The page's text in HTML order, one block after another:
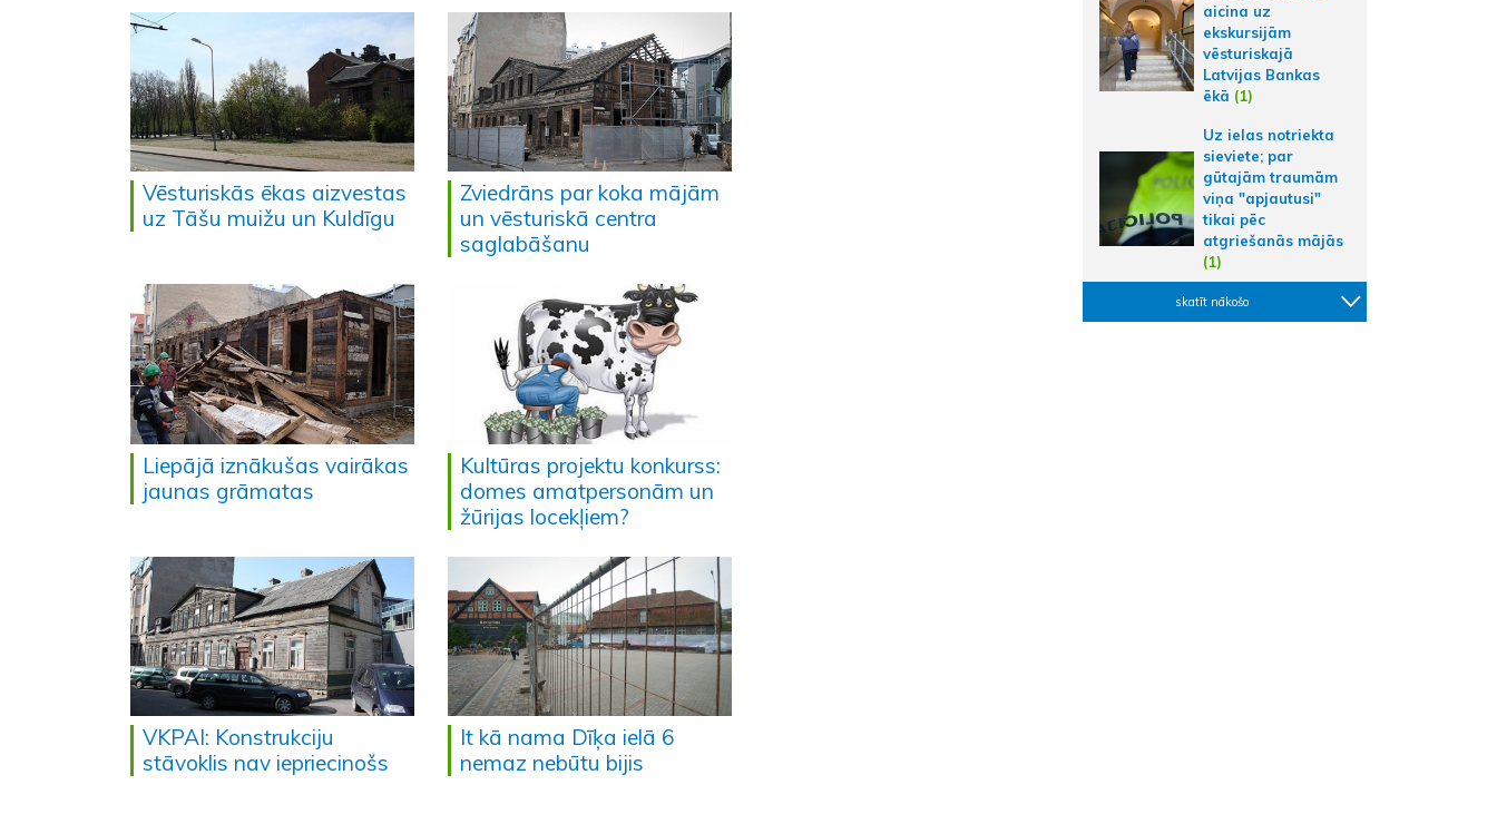
Vēsturiskās ēkas aizvestas
uz Tāšu muižu un Kuldīgu
Zviedrāns par koka mājām
un vēsturiskā centra
saglabāšanu
Liepājā iznākušas vairākas
jaunas grāmatas
Kultūras projektu konkurss:
domes amatpersonām un
žūrijas locekļiem?
VKPAI: Konstrukciju
stāvoklis nav iepriecinošs
It kā nama Dīķa ielā 6
nemaz nebūtu bijis
aicina uz
ekskursijām
vēsturiskajā
Latvijas Bankas
ēkā (1)
Uz ielas notriekta
sieviete; par
gūtajām traumām
viņa "apjautusi"
tikai pēc
atgriešanās mājās
(1)
skatīt nākošo